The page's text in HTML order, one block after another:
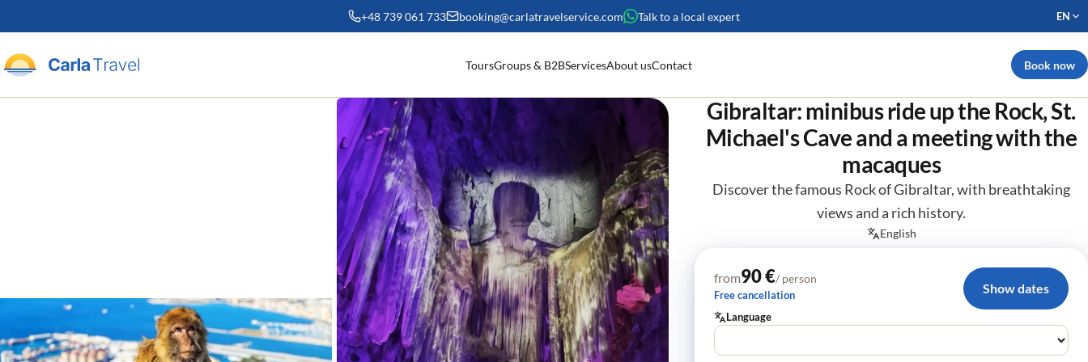
+48 739 061 733 booking@carlatravelservice.com Talk to a local expert EN
ToursGroups & B2BServicesAbout usContact Book now
Gibraltar: minibus ride up the Rock, St.
Michael's Cave and a meeting with the
macaques
Discover the famous Rock of Gibraltar, with breathtaking
views and a rich history.
English
from90 €/ person
Free cancellation Show dates
Language